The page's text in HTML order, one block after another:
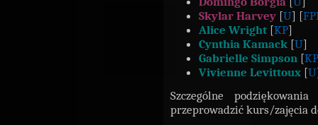
Skylar Harvey [U] [
Alice Wright [KP]
Cynthia Kamack [U]
Gabrielle Simpson [KP
Vivienne Levittoux [U
Szczególne
przeprowadzić kurs/zajęcia